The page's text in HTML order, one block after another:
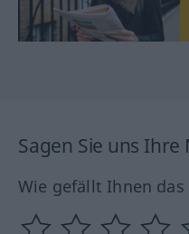
Sagen Sie uns
Wie gefällt Ihnen